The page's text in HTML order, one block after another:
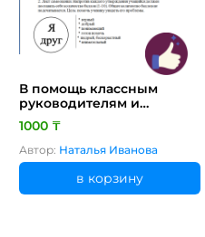
В помощь классным
руководителям и
учителям самопознания
1000 ₸
Автор: Наталья Иванова
в корзину